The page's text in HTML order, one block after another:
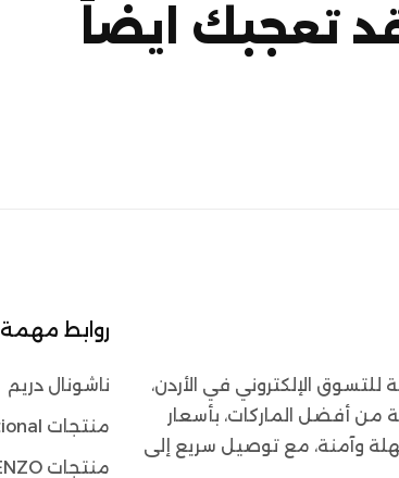
تعجبك ايضاً
الإلكتروني في الأردن،
من أفضل الماركات، بأسعار
وآمنة، مع توصيل سريع إلى
روابط مهمة
ناشونال دريم
منتجات B National
منتجات ENZO انزو